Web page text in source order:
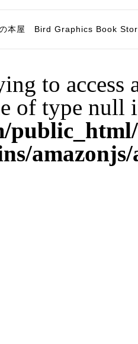
の本屋 Bird Graphics Book
to access
of type null